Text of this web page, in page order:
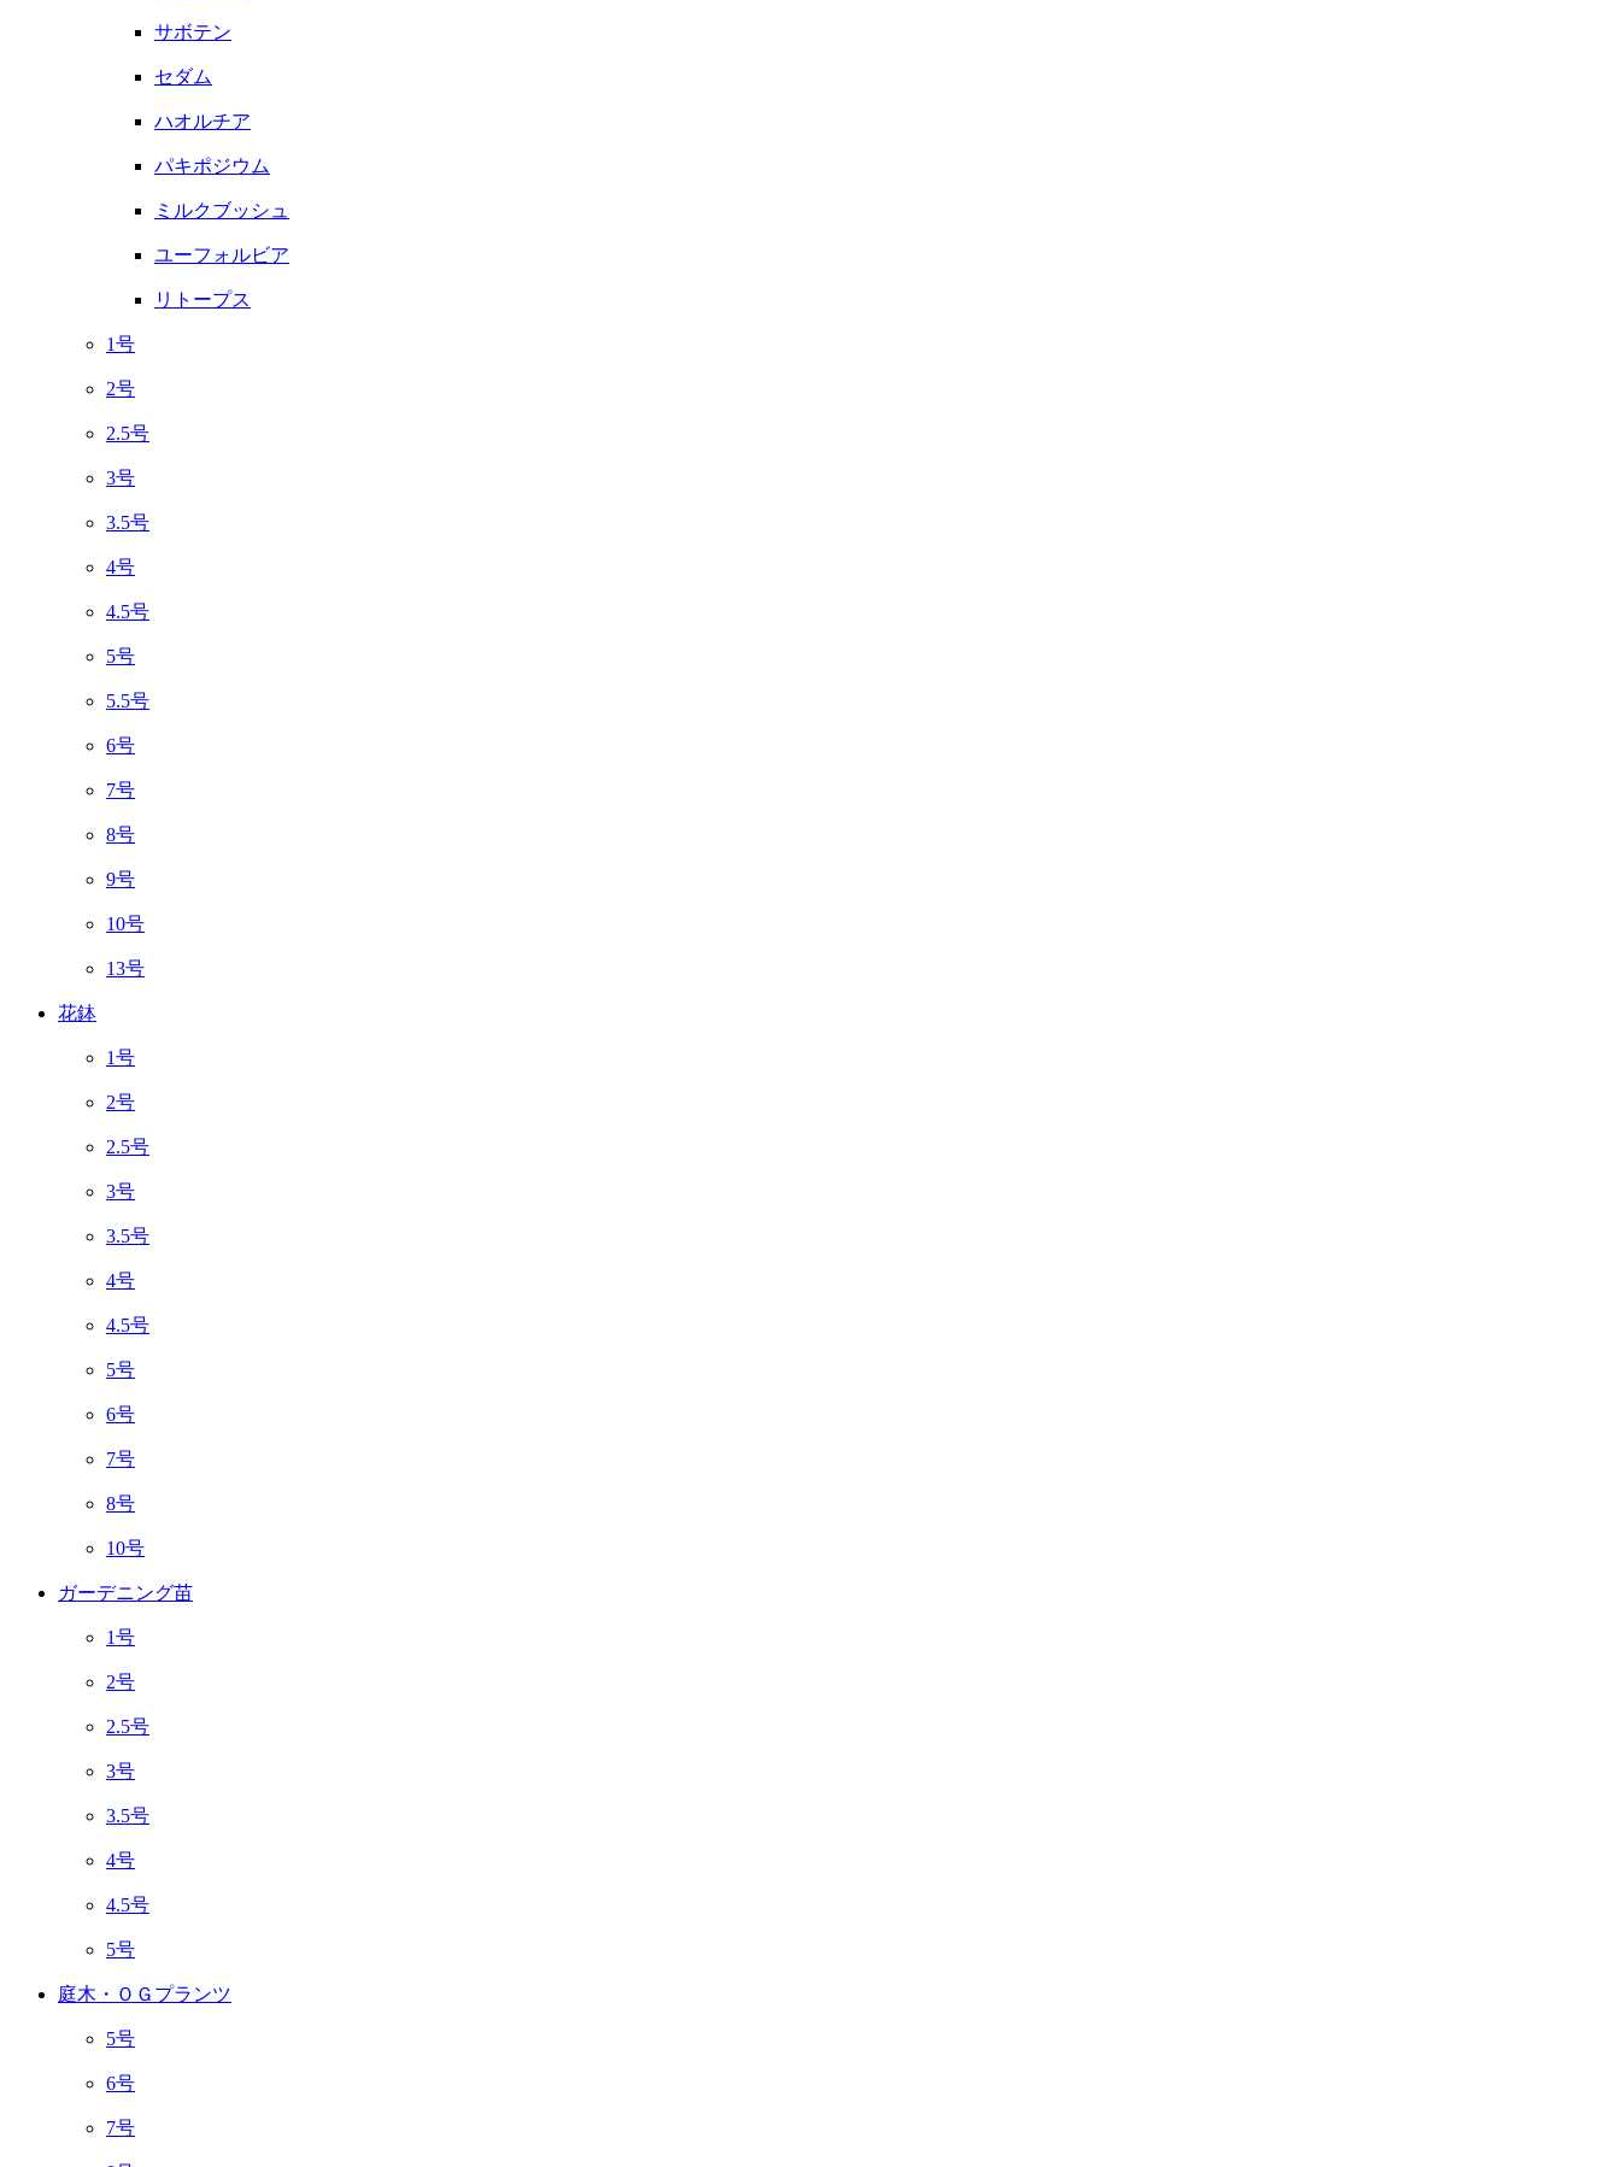
サボテン
セダム
ハオルチア
パキポジウム
ミルクブッシュ
ユーフォルビア
リトープス
1号
2号
2.5号
3号
3.5号
4号
4.5号
5号
5.5号
6号
7号
8号
9号
10号
13号
花鉢
1号
2号
2.5号
3号
3.5号
4号
4.5号
5号
6号
7号
8号
10号
ガーデニング苗
1号
2号
2.5号
3号
3.5号
4号
4.5号
5号
庭木・ＯＧプランツ
5号
6号
7号